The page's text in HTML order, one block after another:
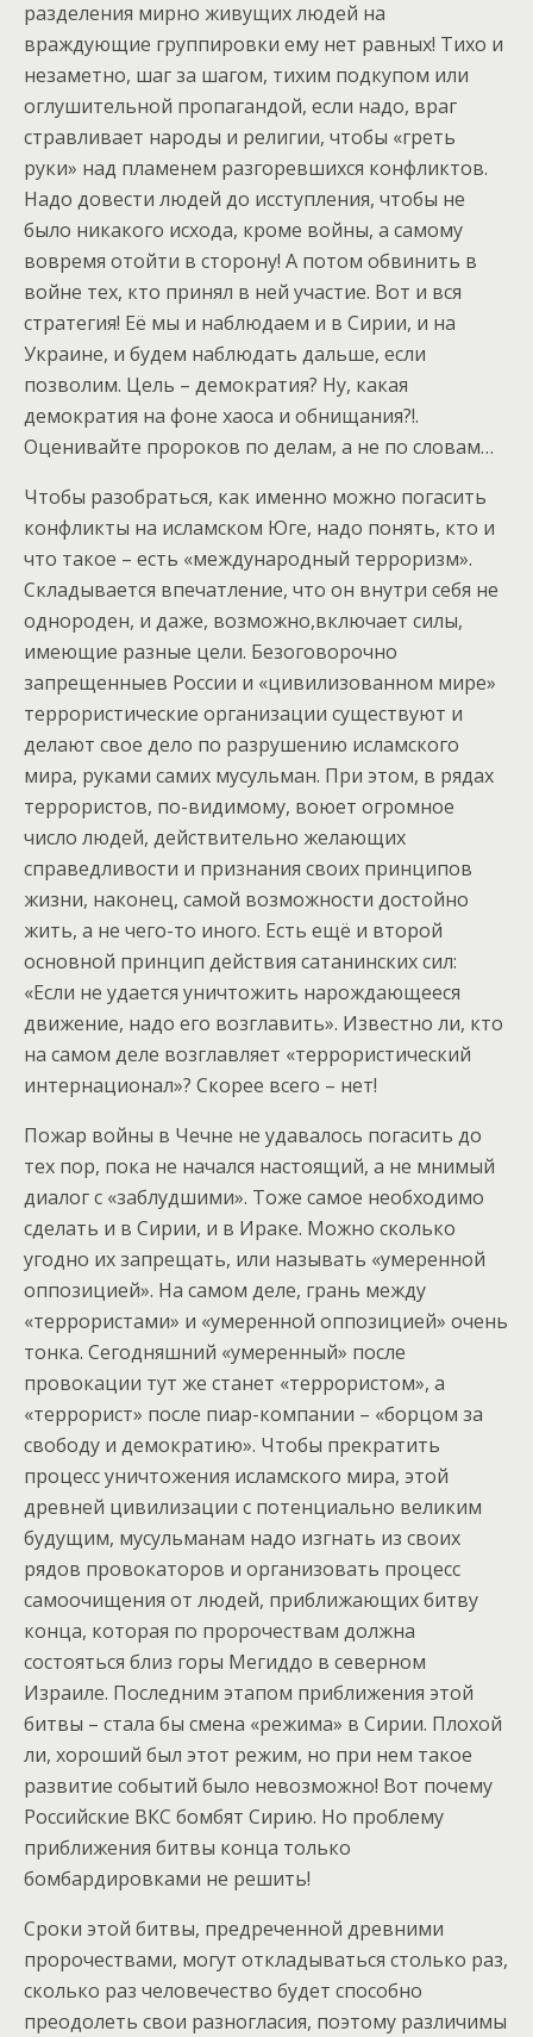
разделения мирно живущих людей на
враждующие группировки ему нет равных! Тихо и
незаметно, шаг за шагом, тихим подкупом или
оглушительной пропагандой, если надо, враг
стравливает народы и религии, чтобы «греть
руки» над пламенем разгоревшихся конфликтов.
Надо довести людей до исступления, чтобы не
было никакого исхода, кроме войны, а самому
вовремя отойти в сторону! А потом обвинить в
войне тех, кто принял в ней участие. Вот и вся
стратегия! Её мы и наблюдаем и в Сирии, и на
Украине, и будем наблюдать дальше, если
позволим. Цель – демократия? Ну, какая
демократия на фоне хаоса и обнищания?!.
Оценивайте пророков по делам, а не по словам…
Чтобы разобраться, как именно можно погасить
конфликты на исламском Юге, надо понять, кто и
что такое – есть «международный терроризм».
Складывается впечатление, что он внутри себя не
однороден, и даже, возможно,включает силы,
имеющие разные цели. Безоговорочно
запрещенныев России и «цивилизованном мире»
террористические организации существуют и
делают свое дело по разрушению исламского
мира, руками самих мусульман. При этом, в рядах
террористов, по-видимому, воюет огромное
число людей, действительно желающих
справедливости и признания своих принципов
жизни, наконец, самой возможности достойно
жить, а не чего-то иного. Есть ещё и второй
основной принцип действия сатанинских сил:
«Если не удается уничтожить нарождающееся
движение, надо его возглавить». Известно ли, кто
на самом деле возглавляет «террористический
интернационал»? Скорее всего – нет!
Пожар войны в Чечне не удавалось погасить до
тех пор, пока не начался настоящий, а не мнимый
диалог с «заблудшими». Тоже самое необходимо
сделать и в Сирии, и в Ираке. Можно сколько
угодно их запрещать, или называть «умеренной
оппозицией». На самом деле, грань между
«террористами» и «умеренной оппозицией» очень
тонка. Сегодняшний «умеренный» после
провокации тут же станет «террористом», а
«террорист» после пиар-компании – «борцом за
свободу и демократию». Чтобы прекратить
процесс уничтожения исламского мира, этой
древней цивилизации с потенциально великим
будущим, мусульманам надо изгнать из своих
рядов провокаторов и организовать процесс
самоочищения от людей, приближающих битву
конца, которая по пророчествам должна
состояться близ горы Мегиддо в северном
Израиле. Последним этапом приближения этой
битвы – стала бы смена «режима» в Сирии. Плохой
ли, хороший был этот режим, но при нем такое
развитие событий было невозможно! Вот почему
Российские ВКС бомбят Сирию. Но проблему
приближения битвы конца только
бомбардировками не решить!
Сроки этой битвы, предреченной древними
пророчествами, могут откладываться столько раз,
сколько раз человечество будет способно
преодолеть свои разногласия, поэтому различимы